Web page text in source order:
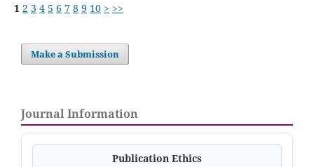
1 2 3 4 5 6 7 8 9 10 > >>
Make a Submission
Journal Information
Publication Ethics